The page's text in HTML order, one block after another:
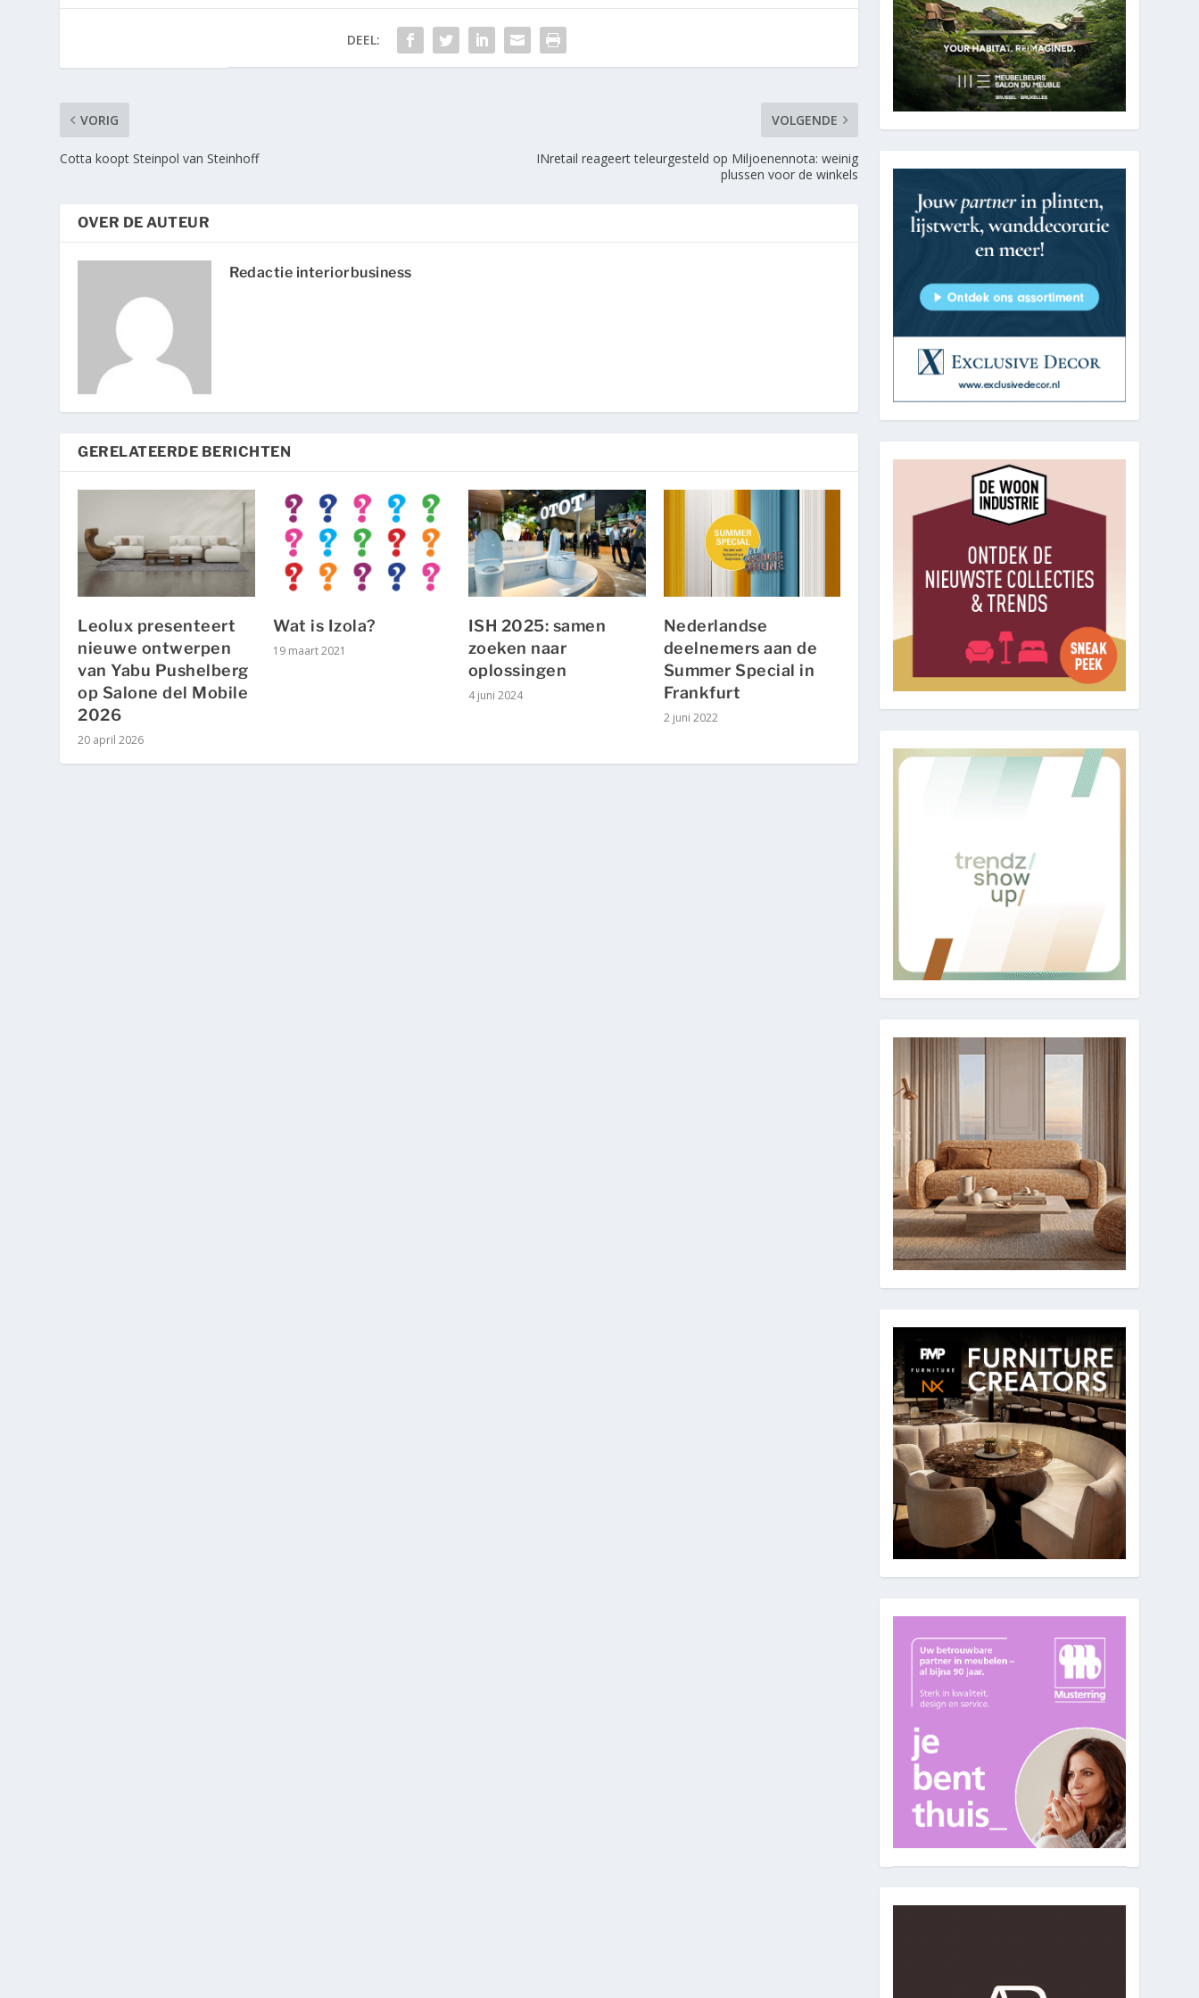
DEEL:
VORIG
Cotta koopt Steinpol van Steinhoff
VOLGENDE
INretail reageert teleurgesteld op Miljoenennota: weinig
plussen voor de winkels
OVER DE AUTEUR
Redactie interiorbusiness
GERELATEERDE BERICHTEN
Leolux presenteert
nieuwe ontwerpen
van Yabu Pushelberg
op Salone del Mobile
2026
20 april 2026
Wat is Izola?
19 maart 2021
ISH 2025: samen
zoeken naar
oplossingen
4 juni 2024
Nederlandse
deelnemers aan de
Summer Special in
Frankfurt
2 juni 2022